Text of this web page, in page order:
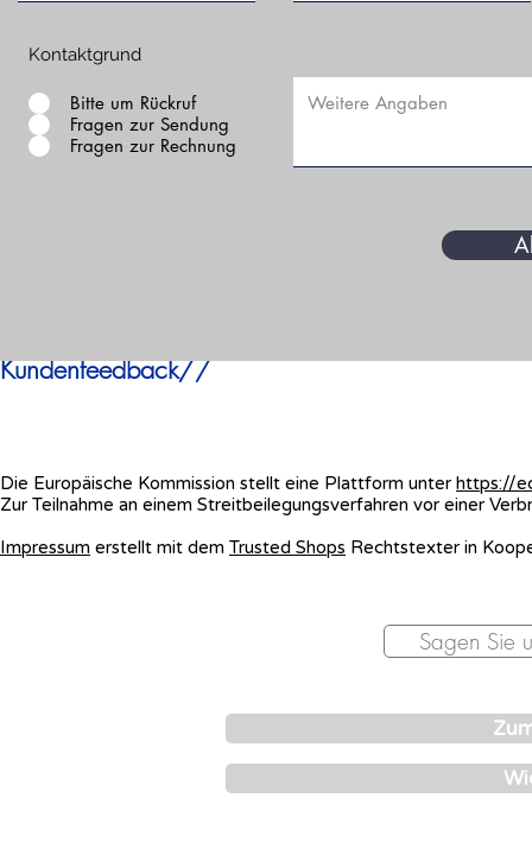
Kundenfeedback//
Die Europäische Kommission stellt eine Plattform unter https://
Zur Teilnahme an einem Streitbeilegungsverfahren vor einer
Impressum erstellt mit dem Trusted Shops Rechtstexter in
Kontaktgrund
Bitte um Rückruf
Fragen zur Sendung
Fragen zur Rechnung
Sagen Sie